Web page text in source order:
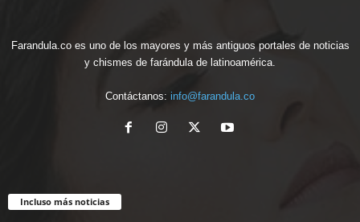
Farandula.co es uno de los mayores y más antiguos portales de noticias
y chismes de farándula de latinoamérica.
Contáctanos: info@farandula.co
Incluso más noticias